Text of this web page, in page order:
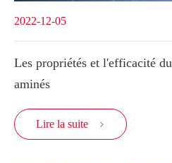
2022-12-05
Les propriétés et l'efficacité
aminés
Lire la suite 